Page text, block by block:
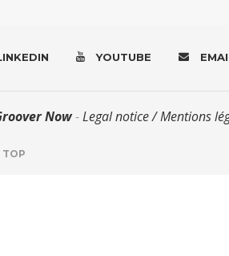
YOUTUBE
Now-Legal notice / Mentions
TOP